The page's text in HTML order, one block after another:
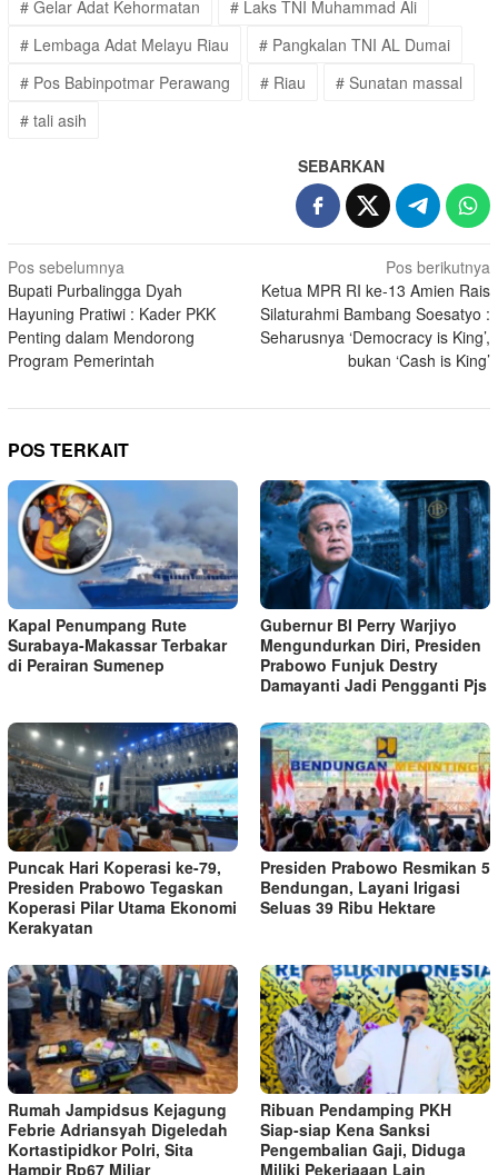
# Gelar Adat Kehormatan
# Laks TNI Muhammad Ali
# Lembaga Adat Melayu Riau
# Pangkalan TNI AL Dumai
# Pos Babinpotmar Perawang
# Riau
# Sunatan massal
# tali asih
SEBARKAN
Navigasi
pos
Pos sebelumnya
Bupati Purbalingga Dyah
Hayuning Pratiwi : Kader PKK
Penting dalam Mendorong
Program Pemerintah
Pos berikutnya
Ketua MPR RI ke-13 Amien Rais
Silaturahmi Bambang Soesatyo :
Seharusnya ‘Democracy is King’,
bukan ‘Cash is King’
POS TERKAIT
Kapal Penumpang Rute
Surabaya-Makassar Terbakar
di Perairan Sumenep
Gubernur BI Perry Warjiyo
Mengundurkan Diri, Presiden
Prabowo Funjuk Destry
Damayanti Jadi Pengganti Pjs
Puncak Hari Koperasi ke-79,
Presiden Prabowo Tegaskan
Koperasi Pilar Utama Ekonomi
Kerakyatan
Presiden Prabowo Resmikan 5
Bendungan, Layani Irigasi
Seluas 39 Ribu Hektare
Rumah Jampidsus Kejagung
Febrie Adriansyah Digeledah
Kortastipidkor Polri, Sita
Hampir Rp67 Miliar
Ribuan Pendamping PKH
Siap-siap Kena Sanksi
Pengembalian Gaji, Diduga
Miliki Pekerjaaan Lain